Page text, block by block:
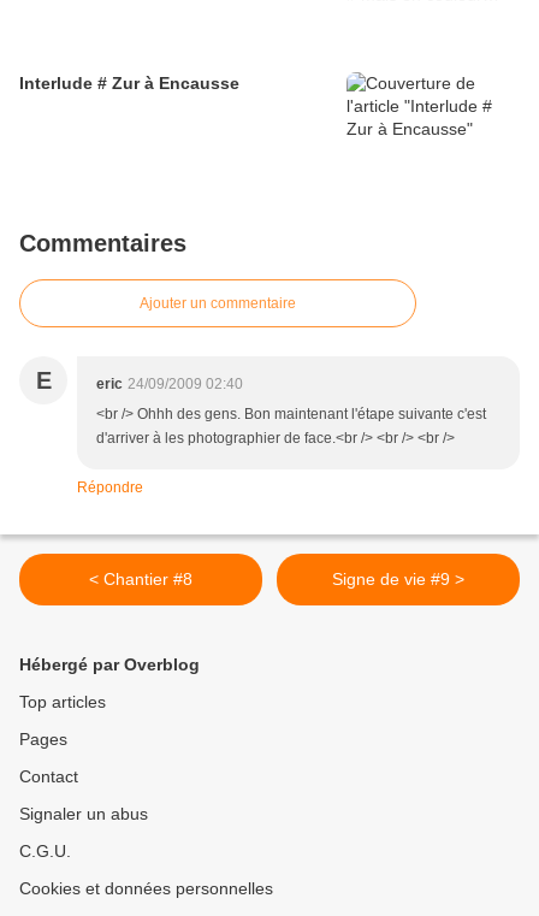
Interlude # Zur à Encausse
Commentaires
Ajouter un commentaire
E eric 24/09/2009 02:40
<br /> Ohhh des gens. Bon maintenant l'étape suivante c'est
d'arriver à les photographier de face.<br /> <br /> <br />
Répondre
< Chantier #8 Signe de vie #9 >
Hébergé par Overblog
Top articles
Pages
Contact
Signaler un abus
C.G.U.
Cookies et données personnelles